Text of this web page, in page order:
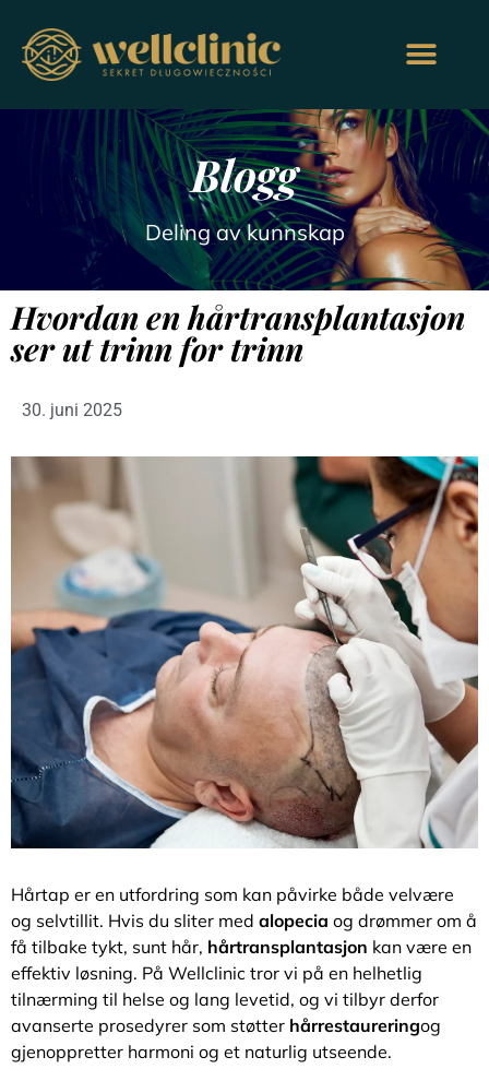
Blogg
Deling av kunnskap
Hvordan en hårtransplantasjon
ser ut trinn for trinn
30. juni 2025
Hårtap er en utfordring som kan påvirke både velvære
og selvtillit. Hvis du sliter med alopecia og drømmer om å
få tilbake tykt, sunt hår, hårtransplantasjon kan være en
effektiv løsning. På Wellclinic tror vi på en helhetlig
tilnærming til helse og lang levetid, og vi tilbyr derfor
avanserte prosedyrer som støtter hårrestaureringog
gjenoppretter harmoni og et naturlig utseende.